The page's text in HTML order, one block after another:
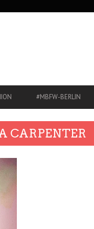
#MBFW-BERLIN
CARPENTER